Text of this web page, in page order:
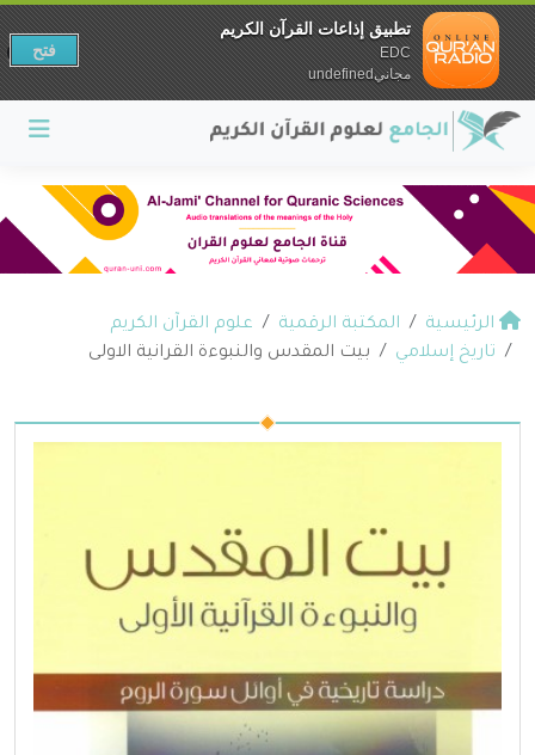
الرئيسية المكتبة الرقمية
علوم القرآن الكريم
تاريخ إسلامي
بيت المقدس والنبوءة القرانية الاولى
تطبيق إذاعات القرآن الكريم
EDC
مجانيundefined
فتح